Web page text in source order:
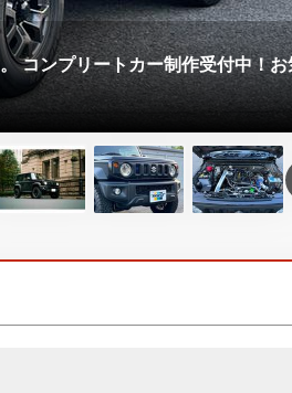
コンプリートカー制作受付中！お